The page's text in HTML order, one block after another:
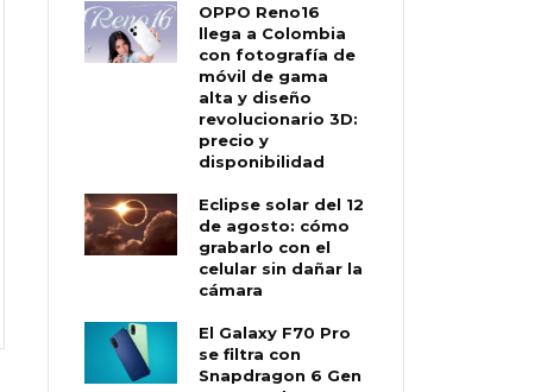
OPPO Reno16
llega a Colombia
con fotografía de
móvil de gama
alta y diseño
revolucionario 3D:
precio y
disponibilidad
Eclipse solar del 12
de agosto: cómo
grabarlo con el
celular sin dañar la
cámara
El Galaxy F70 Pro
se filtra con
Snapdragon 6 Gen